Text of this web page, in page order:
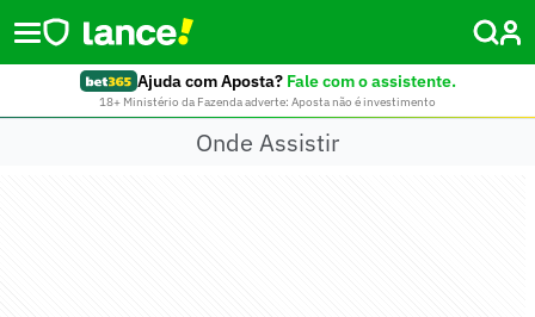
Ajuda com Aposta? Fale com o assistente.
18+ Ministério da Fazenda adverte: Aposta não é investimento
Onde Assistir